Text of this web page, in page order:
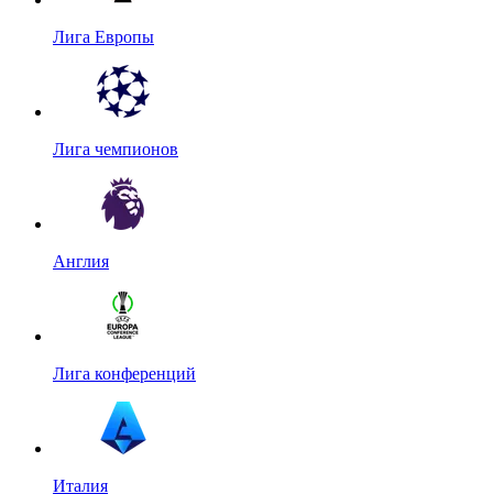
Лига Европы
Лига чемпионов
Англия
Лига конференций
Италия